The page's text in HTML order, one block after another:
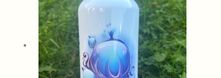
119,00 kr..99,00 kr..